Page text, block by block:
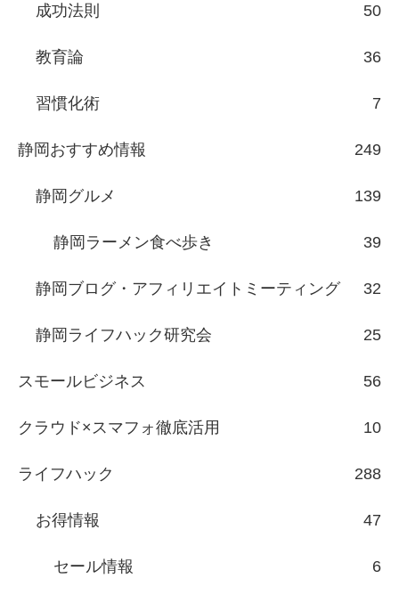
成功法則 50
教育論 36
習慣化術 7
静岡おすすめ情報 249
静岡グルメ 139
静岡ラーメン食べ歩き 39
静岡ブログ・アフィリエイトミーティング 32
静岡ライフハック研究会 25
スモールビジネス 56
クラウド×スマフォ徹底活用 10
ライフハック 288
お得情報 47
セール情報 6